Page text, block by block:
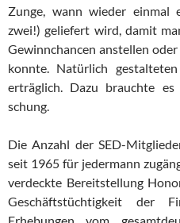
Zunge, wann wieder einmal
zwei!) geliefert wird, damit
Gewinnchancen anstellen
konnte. Natürlich
erträglich. Dazu brauchte
schung.
Die Anzahl der SED-
seit 1965 für jedermann
verdeckte Bereitstellung
Ge­schäfts­tüch­tig­keit der